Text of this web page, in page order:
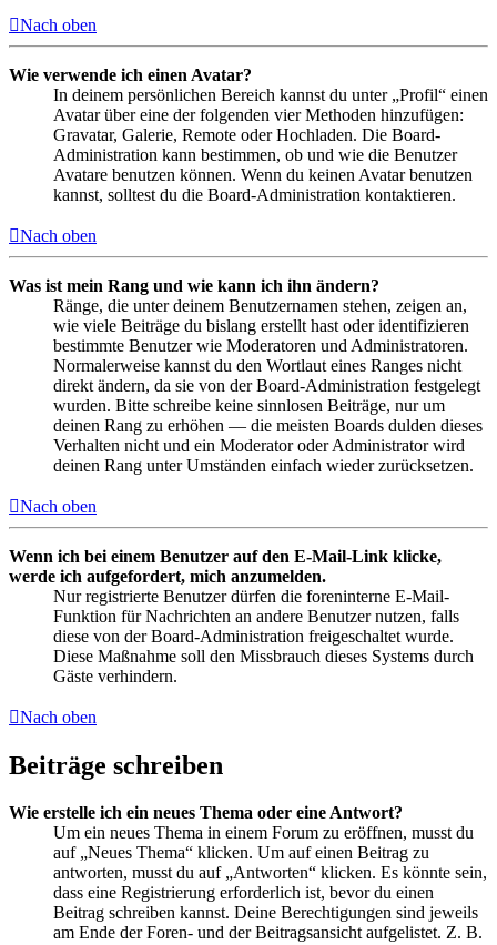
Nach oben
Wie verwende ich einen Avatar?
In deinem persönlichen Bereich kannst du unter „Profil“ einen
Avatar über eine der folgenden vier Methoden hinzufügen:
Gravatar, Galerie, Remote oder Hochladen. Die Board-
Administration kann bestimmen, ob und wie die Benutzer
Avatare benutzen können. Wenn du keinen Avatar benutzen
kannst, solltest du die Board-Administration kontaktieren.
Nach oben
Was ist mein Rang und wie kann ich ihn ändern?
Ränge, die unter deinem Benutzernamen stehen, zeigen an,
wie viele Beiträge du bislang erstellt hast oder identifizieren
bestimmte Benutzer wie Moderatoren und Administratoren.
Normalerweise kannst du den Wortlaut eines Ranges nicht
direkt ändern, da sie von der Board-Administration festgelegt
wurden. Bitte schreibe keine sinnlosen Beiträge, nur um
deinen Rang zu erhöhen — die meisten Boards dulden dieses
Verhalten nicht und ein Moderator oder Administrator wird
deinen Rang unter Umständen einfach wieder zurücksetzen.
Nach oben
Wenn ich bei einem Benutzer auf den E-Mail-Link klicke,
werde ich aufgefordert, mich anzumelden.
Nur registrierte Benutzer dürfen die foreninterne E-Mail-
Funktion für Nachrichten an andere Benutzer nutzen, falls
diese von der Board-Administration freigeschaltet wurde.
Diese Maßnahme soll den Missbrauch dieses Systems durch
Gäste verhindern.
Nach oben
Beiträge schreiben
Wie erstelle ich ein neues Thema oder eine Antwort?
Um ein neues Thema in einem Forum zu eröffnen, musst du
auf „Neues Thema“ klicken. Um auf einen Beitrag zu
antworten, musst du auf „Antworten“ klicken. Es könnte sein,
dass eine Registrierung erforderlich ist, bevor du einen
Beitrag schreiben kannst. Deine Berechtigungen sind jeweils
am Ende der Foren- und der Beitragsansicht aufgelistet. Z. B.